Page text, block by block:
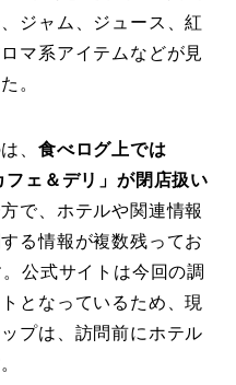
ジャム、ジュース、紅
マ系アイテムなどが見
。
、 食べログ上では
フェ＆デリ」が閉店扱い
で、ホテルや関連情報
る情報が複数残ってお
公式サイトは今回の調
となっているため、現
プは、訪問前にホテル